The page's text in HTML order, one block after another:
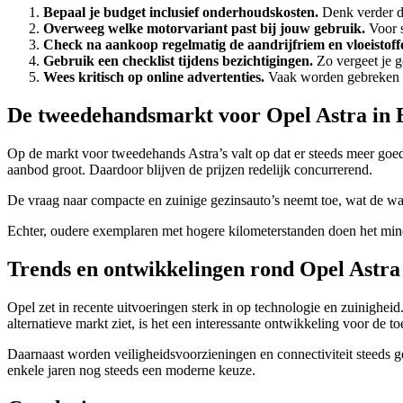
Bepaal je budget inclusief onderhoudskosten. Denk verder
Overweeg welke motorvariant past bij jouw gebruik. Voor
Check na aankoop regelmatig de aandrijfriem en
Gebruik een checklist tijdens bezichtigingen. Zo vergeet je
Wees kritisch op online advertenties. Vaak worden
De tweedehandsmarkt voor Opel Astra in
Op de markt voor tweedehands Astra’s valt op dat er steeds meer
aanbod groot. Daardoor blijven de prijzen redelijk concurrerend.
De vraag naar compacte en zuinige gezinsauto’s neemt toe, wat de
Echter, oudere exemplaren met hogere kilometerstanden doen het
Trends en ontwikkelingen rond Opel Astra
Opel zet in recente uitvoeringen sterk in op technologie en
alternatieve markt ziet, is het een interessante ontwikkeling voor de
Daarnaast worden veiligheidsvoorzieningen en connectiviteit steeds
enkele jaren nog steeds een moderne keuze.